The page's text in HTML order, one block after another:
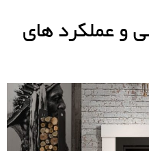
و عملکرد های